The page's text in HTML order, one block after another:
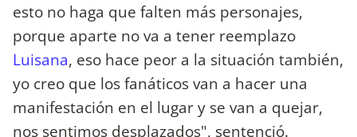
esto no haga que falten más personajes,
porque aparte no va a tener reemplazo
Luisana, eso hace peor a la situación también,
yo creo que los fanáticos van a hacer una
manifestación en el lugar y se van a quejar,
nos sentimos desplazados", sentenció.